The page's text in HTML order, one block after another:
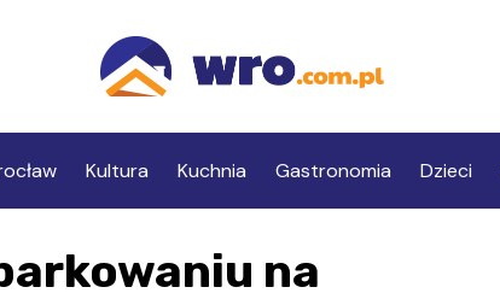
Kultura Kuchnia Gastronomia Dzieci
na